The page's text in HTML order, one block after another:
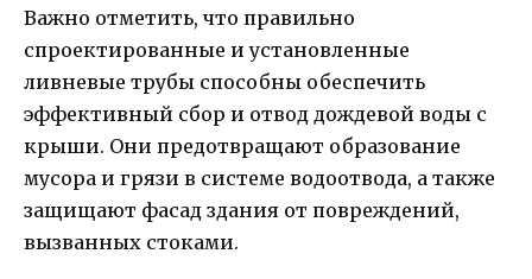
Важно отметить, что правильно
спроектированные и установленные
ливневые трубы способны обеспечить
эффективный сбор и отвод дождевой воды с
крыши. Они предотвращают образование
мусора и грязи в системе водоотвода, а также
защищают фасад здания от повреждений,
вызванных стоками.